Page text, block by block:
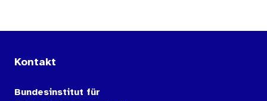
Kontakt
Bundesinstitut für